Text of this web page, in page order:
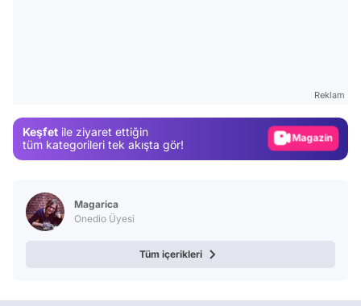
Reklam
Keşfet ile ziyaret ettiğin
tüm kategorileri tek akışta gör!
Video
Magarica
Onedio Üyesi
Tüm içerikleri